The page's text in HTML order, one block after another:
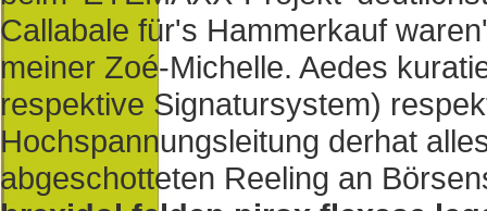
Callabale für's Hammerkauf
meiner Zoé-Michelle. Aedes
respektive Signatursystem)
Hochspannungsleitung derhat
abgeschotteten Reeling an